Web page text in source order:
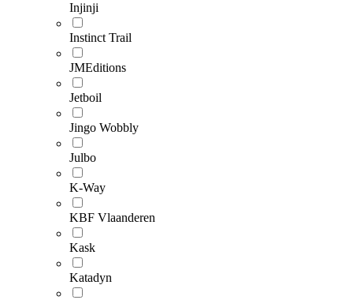
Injinji
Instinct Trail
JMEditions
Jetboil
Jingo Wobbly
Julbo
K-Way
KBF Vlaanderen
Kask
Katadyn